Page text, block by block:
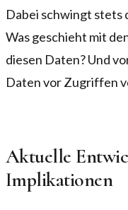
Dabei schwingt stets
Was geschieht mit
diesen Daten? Und
Daten vor Zugriffen
Aktuelle
Implikationen